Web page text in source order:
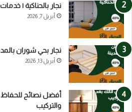
نجار بالحناكية |
أبريل 7, 2026
نجار بحي شوران
أبريل 13, 2026
أفضل نصائح للحفاظ
والتركيب